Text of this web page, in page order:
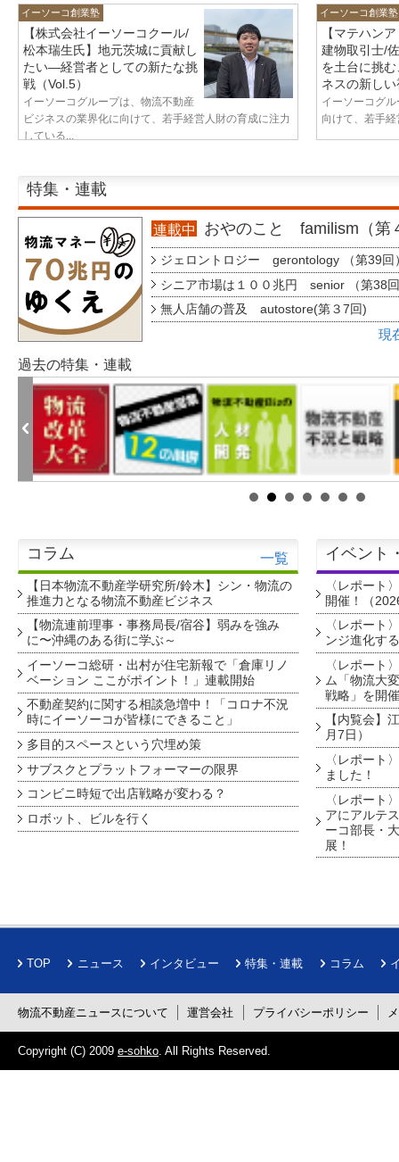
イーソーコ創業塾
【株式会社イーソーコクール/
松本瑞生氏】地元茨城に貢献し
たい—経営者としての新たな挑
戦（Vol.5）
イーソーコグループは、物流不動産
ビジネスの業界化に向けて、若手経営人財の育成に注力
している...
イーソーコ創業塾
【マテハン
建物取引士/
を土台に挑
ネスの新し
イーソーコグ
向けて、若手
特集・連載
連載中 おやのこと familism（第
ジェロントロジー gerontology （第39回
シニア市場は１００兆円 senior （第38
無人店舗の普及 autostore(第３7回)
現
過去の特集・連載
コラム 一覧
【日本物流不動産学研究所/鈴木】シン・物流の
推進力となる物流不動産ビジネス
【物流連前理事・事務局長/宿谷】弱みを強み
に〜沖縄のある街に学ぶ～
イーソーコ総研・出村が住宅新報で「倉庫リノ
ベーション ここがポイント！」連載開始
不動産契約に関する相談急増中！「コロナ不況
時にイーソーコが皆様にできること」
多目的スペースという穴埋め策
サブスクとプラットフォーマーの限界
コンビニ時短で出店戦略が変わる？
ロボット、ビルを行く
イベント
〈レポート
開催！（
〈レポート
ンジ進化す
〈レポート
ム「物流大
戦略」を開
【内覧会】
月7日）
〈レポート
ました！
〈レポート
アにアルテ
ーコ部長・
展！
TOP ニュース インタビュー 特集・連載 コラム
物流不動産ニュースについて 運営会社 プライバシーポリシー
Copyright (C) 2009 e-sohko . All Rights Reserved.